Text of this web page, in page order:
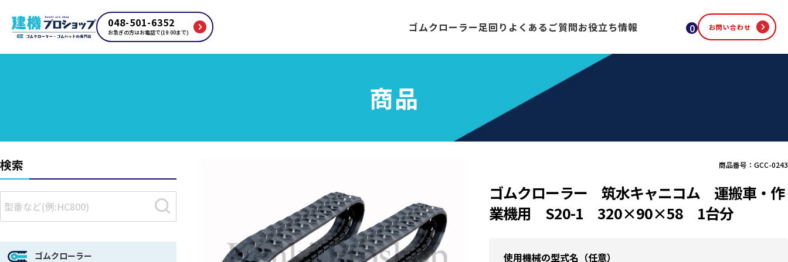
048-501-6352
お急ぎの方はお電話で(19:00まで) ゴムクローラー足回り よくあるご質問お役立ち情報 0 お問い合わせ
商品
商品番号：GCC-0243
ゴムクローラー 筑水キャニコム 運搬車・作
業機用 S20-1 320×90×58 1台分
使用機械の型式名（任意）
検索
ゴムクローラー